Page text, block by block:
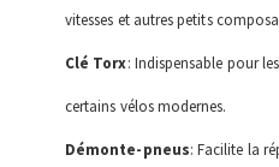
vitesses et autres petits
Clé Torx: Indispensable pour
certains vélos modernes.
Démonte-pneus: Facilite la